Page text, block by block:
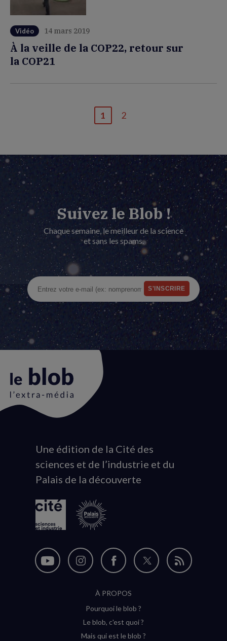
Vidéo 14 mars 2019
À la veille de la COP22, retour sur
la COP21
Page
1
Dernière
2
Suivez le Blob !
Chaque semaine, le meilleur de la science
et sans les spams.
Animation
du
logo
Une édition de la Cité des
sciences et de l’industrie et du
Palais de la découverte
Nous
Nous
Instagram
(nouvelle
Nous
sur
Facebook
(nouvelle
Nous
Flux
À PROPOS
Pourquoi le blob ?
Le blob, c'est quoi ?
Mais qui est le blob ?